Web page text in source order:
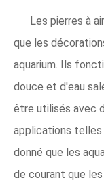
Les pierres à
que les
aquarium. Ils
douce et d'eau
être utilisés avec
applications telles
donné que les
de courant que les